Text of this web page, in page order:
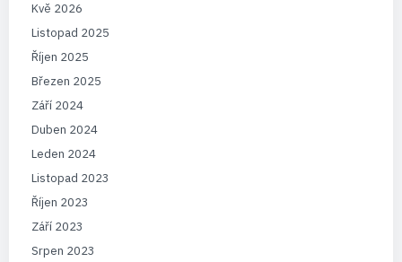
Kvě 2026
Listopad 2025
Říjen 2025
Březen 2025
Září 2024
Duben 2024
Leden 2024
Listopad 2023
Říjen 2023
Září 2023
Srpen 2023